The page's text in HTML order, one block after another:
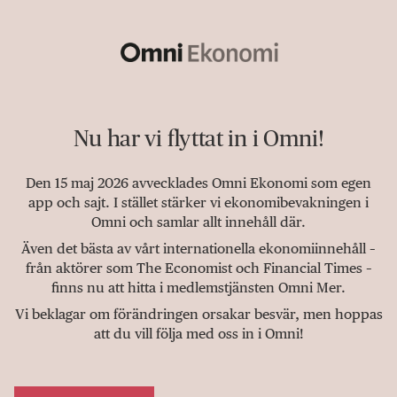
Nu har vi flyttat in i Omni!
Den 15 maj 2026 avvecklades Omni Ekonomi som egen
app och sajt. I stället stärker vi ekonomibevakningen i
Omni och samlar allt innehåll där.
Även det bästa av vårt internationella ekonomiinnehåll –
från aktörer som The Economist och Financial Times –
finns nu att hitta i medlemstjänsten Omni Mer.
Vi beklagar om förändringen orsakar besvär, men hoppas
att du vill följa med oss in i Omni!